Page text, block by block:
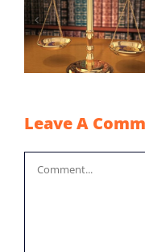
Wijziging
Leave A